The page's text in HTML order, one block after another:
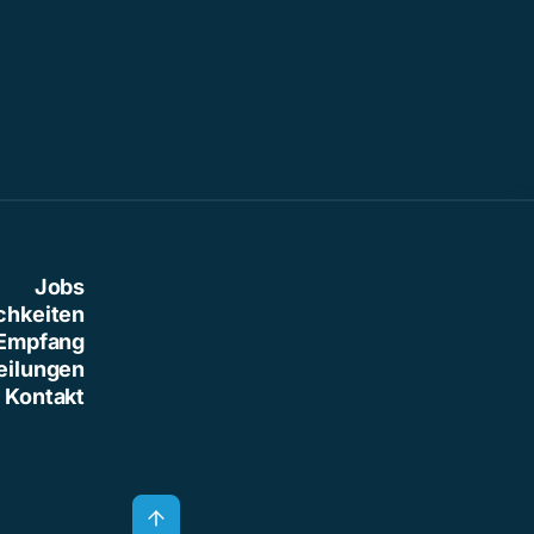
Jobs
Kontakt